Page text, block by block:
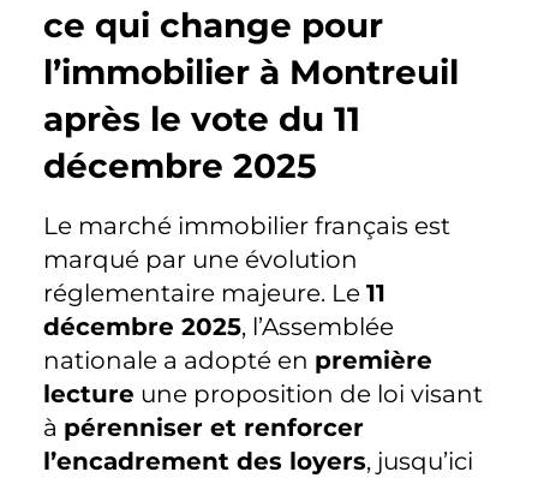
ce qui change pour
l’immobilier à Montreuil
après le vote du 11
décembre 2025
Le marché immobilier français est
marqué par une évolution
réglementaire majeure. Le 11
décembre 2025, l’Assemblée
nationale a adopté en première
lecture une proposition de loi visant
à pérenniser et renforcer
l’encadrement des loyers, jusqu’ici